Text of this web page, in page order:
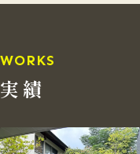
WORKS
実績